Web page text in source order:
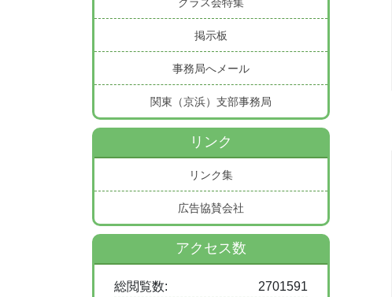
掲示板
事務局へメール
関東（京浜）支部事務局
リンク
リンク集
広告協賛会社
アクセス数
2701591
総閲覧数: